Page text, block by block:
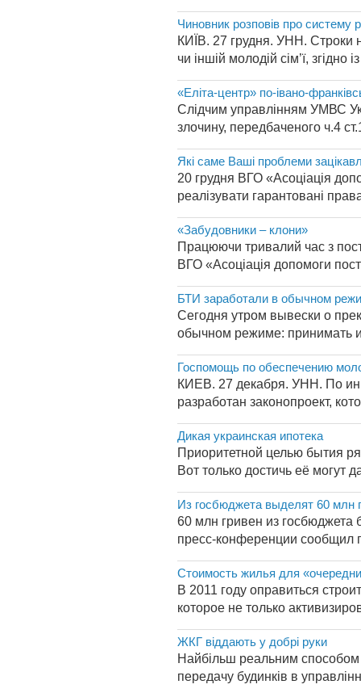
Чиновник розповів про систему
КИЇВ. 27 грудня. УНН. Строки
чи іншій молодій сім’ї,
«Еліта-центр» по-івано-
Слідчим управлінням УМВС
злочину, передбаченого ч.4
Які саме Ваші проблеми
20 грудня ВГО «Асоціація
реалізувати гарантовані
«Забудовники – клони»
Працюючи тривалий час з
ВГО «Асоціація допомоги
БТИ заработали в обычном
Сегодня утром вывески о
обычном режиме: принимать
Госпомощь по обеспечению
КИЕВ. 27 декабря. УНН. По
разработан законопроект,
Дикая украинская ипотека
Приоритетной целью бытия
Вот только достичь её могут
Из госбюджета выделят 60 млн
60 млн гривен из госбюджета
пресс-конференции сообщил
Стоимость жилья для
В 2011 году оправиться
которое не только
ЖКГ віддають у добрі руки
Найбільш реальним способом
передачу будинків в